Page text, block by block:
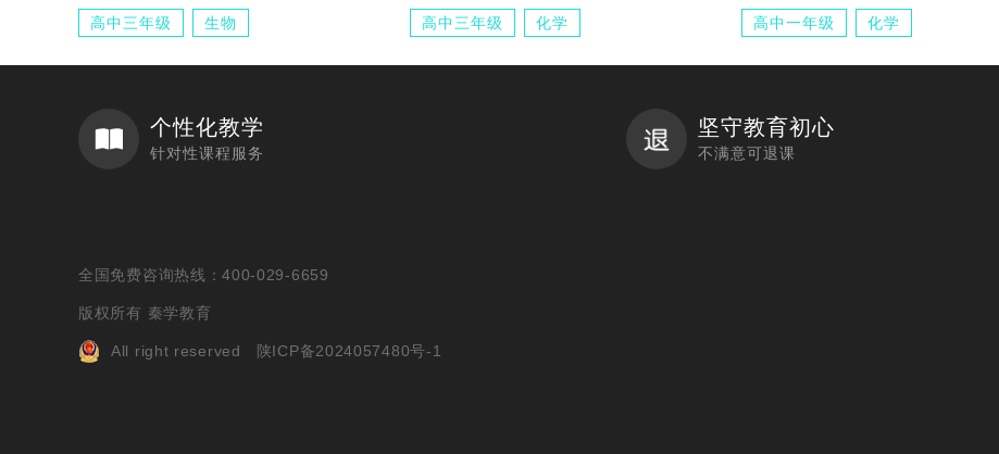
高中三年级 生物 高中三年级 化学 高中一年级 化学
个性化教学
针对性课程服务
坚守教育初心
不满意可退课
全国免费咨询热线：400-029-6659
版权所有 秦学教育
All right reserved 陕ICP备2024057480号-1